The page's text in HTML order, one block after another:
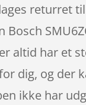
returret
altid har et
dig, og der
ikke har